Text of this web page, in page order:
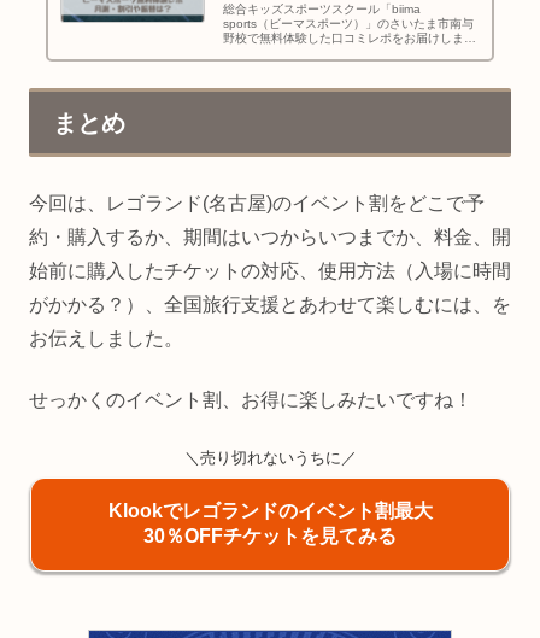
総合キッズスポーツスクール「biima
sports（ビーマスポーツ）」のさいたま市南与
野校で無料体験した口コミレポをお届けしま
まとめ
今回は、レゴランド(名古屋)のイベント割をどこで予
約・購入するか、期間はいつからいつまでか、料金、開
始前に購入したチケットの対応、使用方法（入場に時間
がかかる？）、全国旅行支援とあわせて楽しむには、を
お伝えしました。
せっかくのイベント割、お得に楽しみたいですね！
＼売り切れないうちに／
Klookでレゴランドのイベント割最大
30％OFFチケットを見てみる